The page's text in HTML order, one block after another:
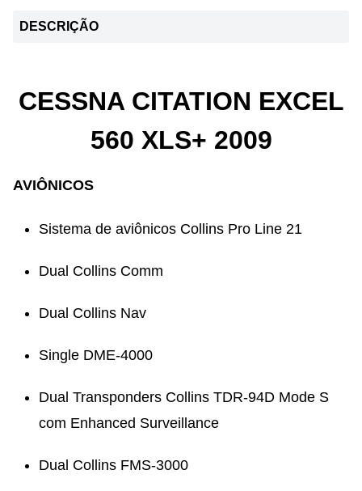
DESCRIÇÃO
CESSNA CITATION EXCEL
560 XLS+ 2009
AVIÔNICOS
Sistema de aviônicos Collins Pro Line 21
Dual Collins Comm
Dual Collins Nav
Single DME-4000
Dual Transponders Collins TDR-94D Mode S
com Enhanced Surveillance
Dual Collins FMS-3000